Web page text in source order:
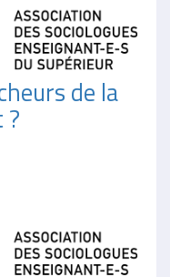
de la
?